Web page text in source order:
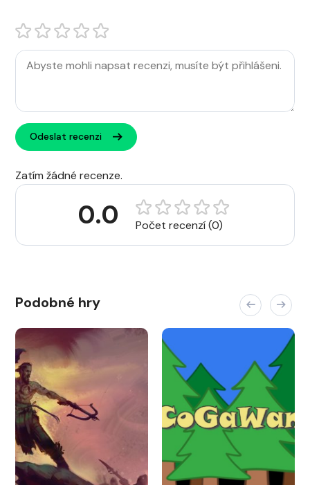
Odeslat recenzi
Zatím žádné recenze.
0.0 Počet recenzí (0)
Podobné hry